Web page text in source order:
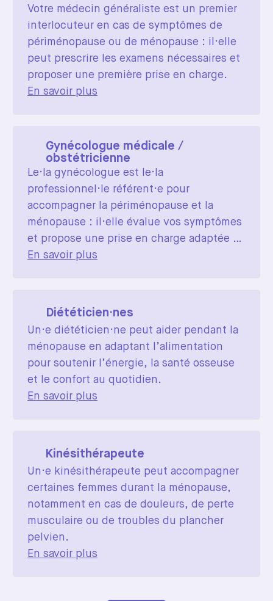
Votre médecin généraliste est un premier
interlocuteur en cas de symptômes de
périménopause ou de ménopause : il·elle
peut prescrire les examens nécessaires et
proposer une première prise en charge.
En savoir plus
Gynécologue médicale /
obstétricienne
Le·la gynécologue est le·la
professionnel·le référent·e pour
accompagner la périménopause et la
ménopause : il·elle évalue vos symptômes
et propose une prise en charge adaptée à
votre situation.
En savoir plus
Diététicien·nes
Un·e diététicien·ne peut aider pendant la
ménopause en adaptant l’alimentation
pour soutenir l’énergie, la santé osseuse
et le confort au quotidien.
En savoir plus
Kinésithérapeute
Un·e kinésithérapeute peut accompagner
certaines femmes durant la ménopause,
notamment en cas de douleurs, de perte
musculaire ou de troubles du plancher
pelvien.
En savoir plus